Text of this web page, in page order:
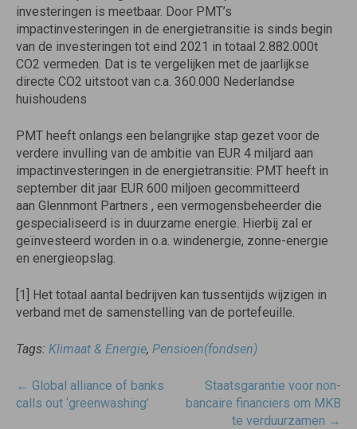
investeringen is meetbaar. Door PMT’s
impactinvesteringen in de energietransitie is sinds begin
van de investeringen tot eind 2021 in totaal 2.882.000t
CO2 vermeden. Dat is te vergelijken met de jaarlijkse
directe CO2 uitstoot van c.a. 360.000 Nederlandse
huishoudens
PMT heeft onlangs een belangrijke stap gezet voor de
verdere invulling van de ambitie van EUR 4 miljard aan
impactinvesteringen in de energietransitie: PMT heeft in
september dit jaar EUR 600 miljoen gecommitteerd
aan Glennmont Partners , een vermogensbeheerder die
gespecialiseerd is in duurzame energie. Hierbij zal er
geïnvesteerd worden in o.a. windenergie, zonne-energie
en energieopslag.
[1] Het totaal aantal bedrijven kan tussentijds wijzigen in
verband met de samenstelling van de portefeuille.
Tags: Klimaat & Energie, Pensioen(fondsen)
Post
navigatie
← Global alliance of banks
calls out ‘greenwashing’
Staatsgarantie voor non-
bancaire financiers om MKB
te verduurzamen →